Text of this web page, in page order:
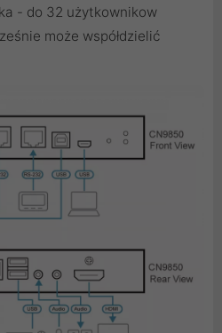
- do 32 użytkownikow
może współdzielić